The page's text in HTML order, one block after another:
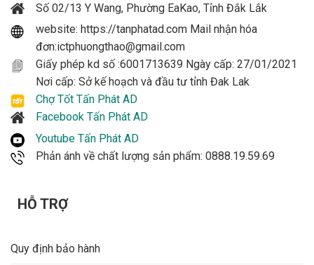
Số 02/13 Y Wang, Phường EaKao, Tỉnh Đắk Lắk
website: https://tanphatad.com Mail nhận hóa
đơn:ictphuongthao@gmail.com
Giấy phép kd số :6001713639 Ngày cấp: 27/01/2021
Nơi cấp: Sở kế hoạch và đầu tư tỉnh Đak Lak
Chợ Tốt Tấn Phát AD
Facebook Tấn Phát AD
Youtube Tấn Phát AD
Phản ánh về chất lượng sản phẩm: 0888.19.59.69
HỖ TRỢ
Quy định bảo hành